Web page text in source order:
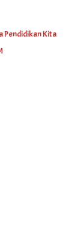
Pendidikan Kita